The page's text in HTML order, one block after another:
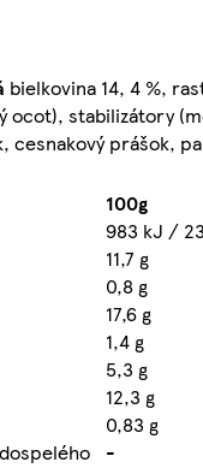
bielkovina 14, 4 %,
stabilizátory
prášok,
100g
983 kJ /
11,7 g
0,8 g
17,6 g
1,4 g
5,3 g
12,3 g
0,83 g
-